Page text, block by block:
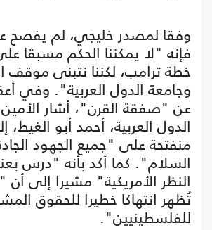
وفقا لمصدر خليجي، لم يفصح
فإنه "لا يمكننا الحكم مسبقا
خطة ترامب، لكننا نتبنى موقف
وجامعة الدول العربية". وفي
عن "صفقة القرن"، أشار الأمين
الدول العربية، أحمد أبو
منفتحة على "جميع الجهود
السلام". كما أكد بأنه "درس
النظر الأمريكية" مشيرا إلى
تُظهر انتهاكا خطيرا للحقوق
للفلسطينيين".